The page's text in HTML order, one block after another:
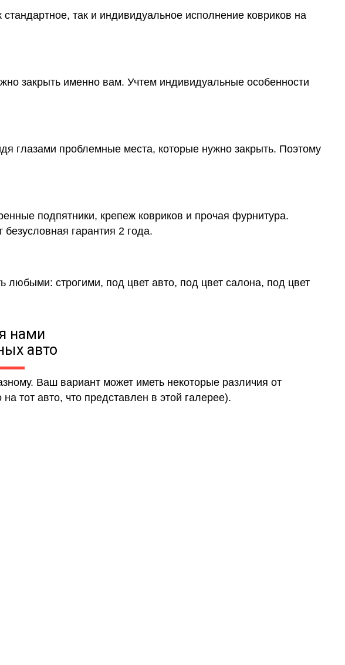
так и индивидуальное исполнение ковриков на
закрыть именно вам. Учтем индивидуальные особенности
глазами проблемные места, которые нужно закрыть. Поэтому
подпятники, крепеж ковриков и прочая фурнитура.
гарантия 2 года.
любыми: строгими, под цвет авто, под цвет салона, под цвет
нами
авто
Ваш вариант может иметь некоторые различия от
тот авто, что представлен в этой галерее).